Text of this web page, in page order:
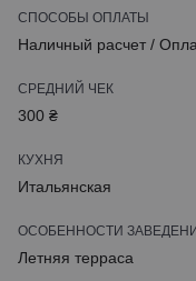
СПОСОБЫ ОПЛАТЫ
Наличный расчет /
СРЕДНИЙ ЧЕК
300 ₴
КУХНЯ
Итальянская
ОСОБЕННОСТИ
Летняя терраса